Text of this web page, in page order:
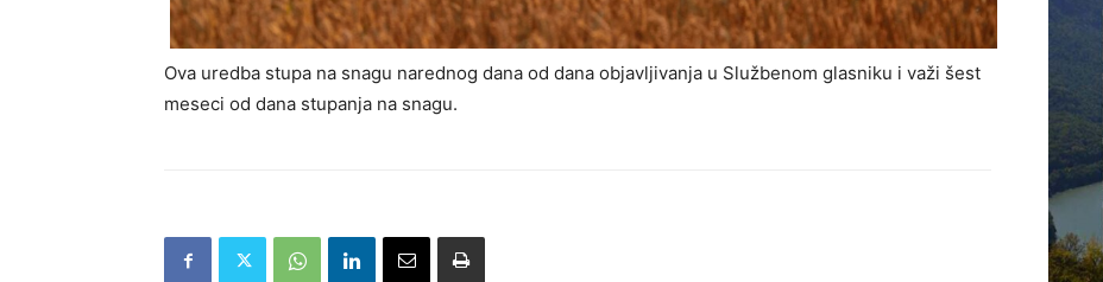
Ova uredba stupa na snagu narednog dana od dana objavljivanja u Službenom glasniku i važi šest
meseci od dana stupanja na snagu.